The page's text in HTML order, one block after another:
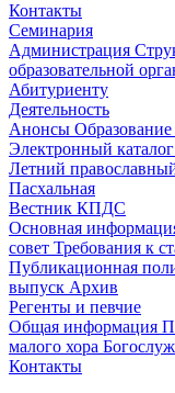
Контакты
Семинария
Администрация
образовательной
Абитуриенту
Деятельность
Анонсы Образование
Электронный
Летний
Пасхальная
Вестник КПДС
Основная
совет Требования к
Публикационная
выпуск Архив
Регенты и певчие
Общая информация
малого хора
Контакты